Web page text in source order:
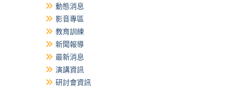
動態消息
影音專區
教育訓練
新聞報導
最新消息
演講資訊
研討會資訊